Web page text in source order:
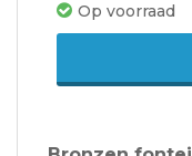
Op voorraad